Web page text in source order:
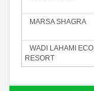
MARSA SHAGRA
WADI LAHAMI ECO
RESORT